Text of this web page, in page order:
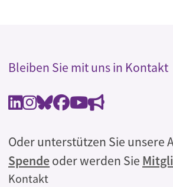
Bleiben Sie mit uns in Kontakt
Oder unterstützen Sie unsere
Spendeoder werden Sie
Rechtliches
Kontakt